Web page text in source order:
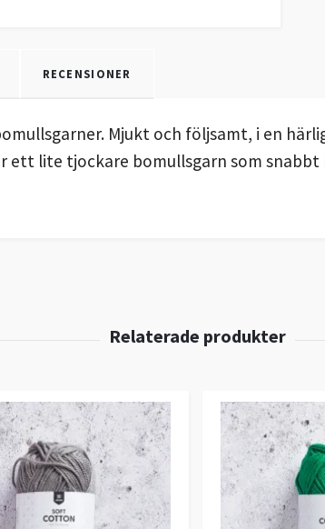
RECENSIONER
Mjukt och följsamt, i en
lite tjockare bomullsgarn som snabbt